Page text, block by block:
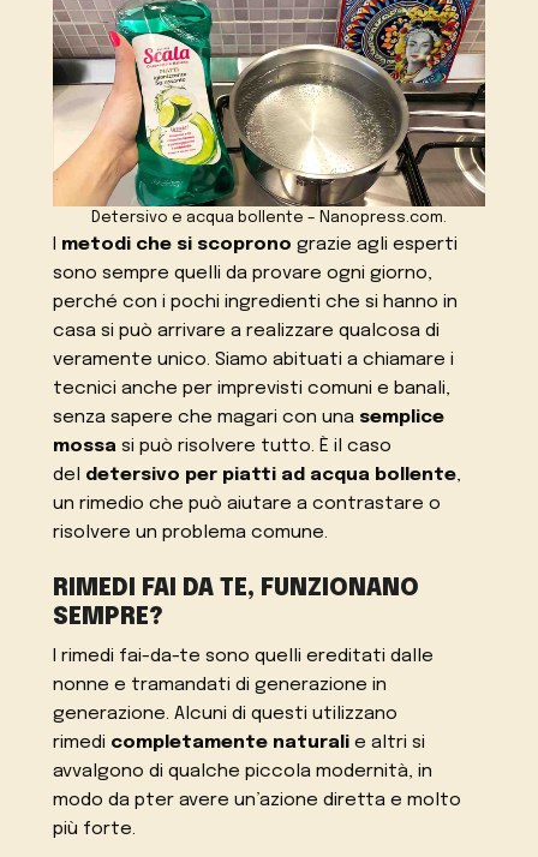
Detersivo e acqua bollente – Nanopress.com.
metodi che si scoprono grazie agli esperti
sono sempre quelli da provare ogni giorno,
perché con i pochi ingredienti che si hanno in
casa si può arrivare a realizzare qualcosa di
veramente unico. Siamo abituati a chiamare i
tecnici anche per imprevisti comuni e banali,
senza sapere che magari con una semplice
mossa si può risolvere tutto. È il caso
del detersivo per piatti ad acqua bollente,
un rimedio che può aiutare a contrastare o
risolvere un problema comune.
RIMEDI FAI DA TE, FUNZIONANO
SEMPRE?
I rimedi fai-da-te sono quelli ereditati dalle
nonne e tramandati di generazione in
generazione. Alcuni di questi utilizzano
rimedi completamente naturali e altri si
avvalgono di qualche piccola modernità, in
modo da pter avere un’azione diretta e molto
più forte.